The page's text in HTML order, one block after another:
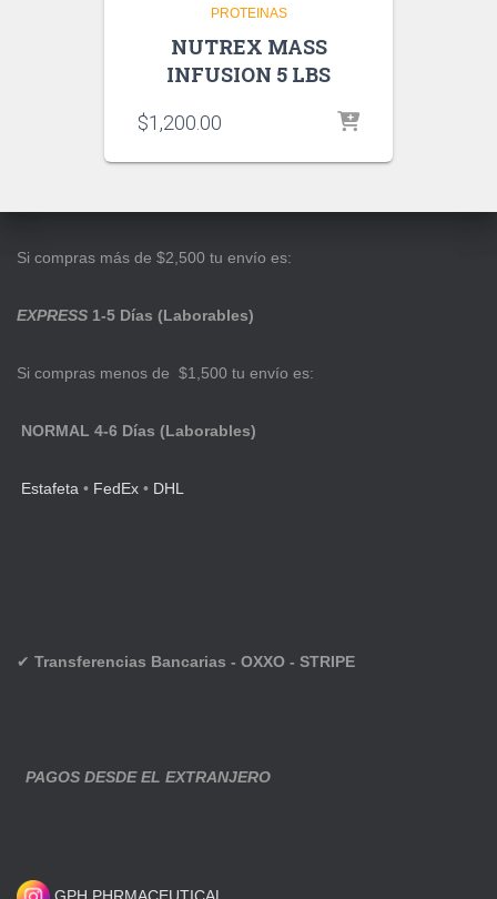
PROTEINAS
NUTREX MASS
INFUSION 5 LBS
$1,200.00
Si compras más de $2,500 tu envío es:
EXPRESS 1-5 Días (Laborables)
Si compras menos de $1,500 tu envío es:
NORMAL 4-6 Días (Laborables)
Estafeta • FedEx • DHL
✔ Transferencias Bancarias - OXXO - STRIPE
PAGOS DESDE EL EXTRANJERO
GPH PHRMACEUTICAL